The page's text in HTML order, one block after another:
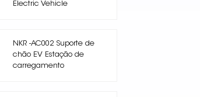
Electric Vehicle
NKR -AC002 Suporte de
chão EV Estação de
carregamento